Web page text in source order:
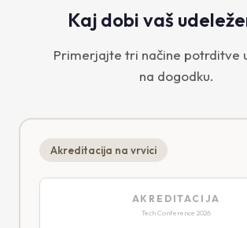
Kaj dobi vaš
Primerjajte tri načine potrditve
na dogodku.
Akreditacija na vrvici
AKREDITACIJA
Tech Conference 2026